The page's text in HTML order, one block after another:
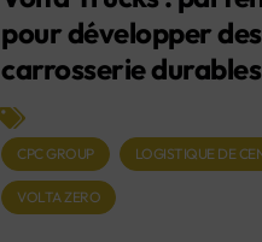
pour développer
carrosserie durables
CPC GROUP LOGISTIQUE DE
VOLTA ZERO